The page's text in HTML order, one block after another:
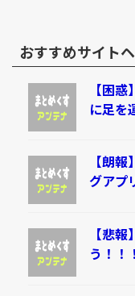
おすすめサイト
【困
に足
【朗
グアプ
【悲
う！